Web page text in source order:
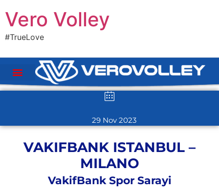
Vero Volley
#TrueLove
29 Nov 2023
VAKIFBANK ISTANBUL –
MILANO
VakifBank Spor Sarayi